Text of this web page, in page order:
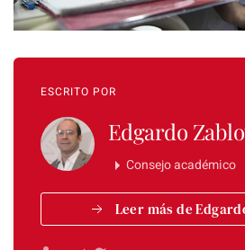
ESCRITO POR
Edgardo
Consejo académico
Leer más de